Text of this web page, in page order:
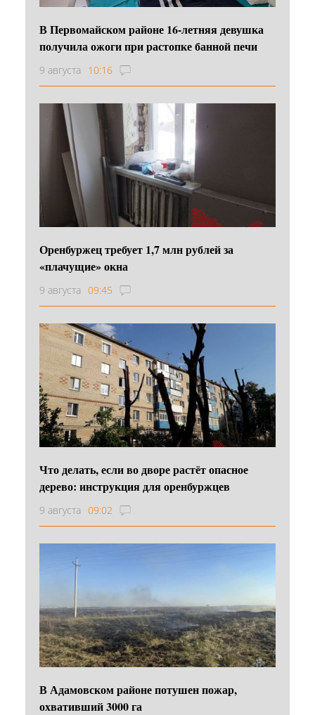
В Первомайском районе 16‑летняя девушка
получила ожоги при растопке банной печи
9 августа 10:16
Оренбуржец требует 1,7 млн рублей за
«плачущие» окна
9 августа 09:45
Что делать, если во дворе растёт опасное
дерево: инструкция для оренбуржцев
9 августа 09:02
В Адамовском районе потушен пожар,
охвативший 3000 га